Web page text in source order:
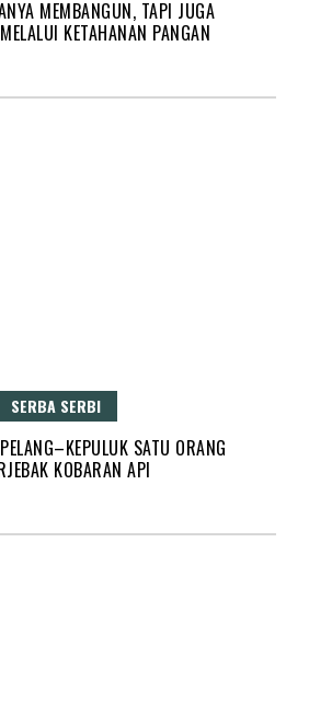
MEMBANGUN, TAPI JUGA
KETAHANAN PANGAN
SERBA SERBI
SATU ORANG
KOBARAN API